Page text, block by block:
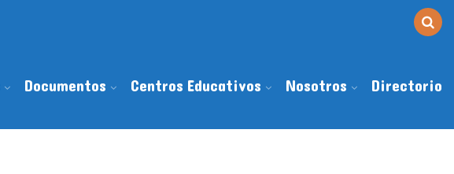
Documentos Centros Educativos Nosotros Directorio